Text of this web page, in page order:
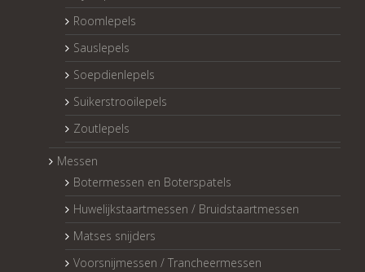
Roomlepels
Sauslepels
Soepdienlepels
Suikerstrooilepels
Zoutlepels
Messen
Botermessen en Boterspatels
Huwelijkstaartmessen / Bruidstaartmessen
Matses snijders
Voorsnijmessen / Trancheermessen